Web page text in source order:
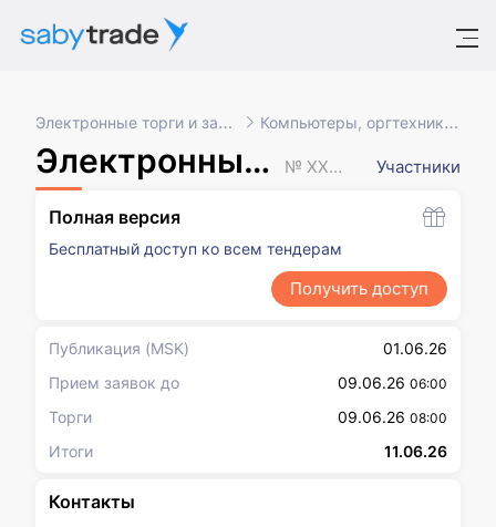
Электронные торги и закупки Компьютеры, оргтехника, ПО
Электронный аукцион № XXXXXXX Участники
Полная версия
Бесплатный доступ ко всем тендерам
Получить доступ
Публикация (MSK)
01.06.26
Прием заявок до
09.06.26 06:00
Торги 09.06.26 08:00
Итоги 11.06.26
Контакты